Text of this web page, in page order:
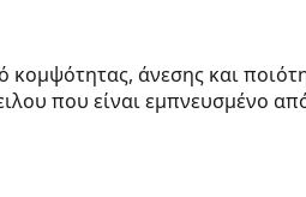
άνεσης και
που είναι εμπνευσμένο